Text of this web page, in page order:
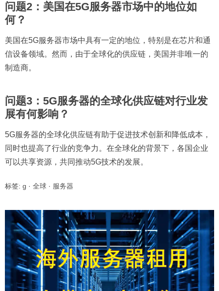
问题2：美国在5G服务器市场中的地位如
何？
美国在5G服务器市场中具有一定的地位，特别是在芯片和通
信设备领域。然而，由于全球化的供应链，美国并非唯一的
制造商。
问题3：5G服务器的全球化供应链对行业发
展有何影响？
5G服务器的全球化供应链有助于促进技术创新和降低成本，
同时也提高了行业的竞争力。在全球化的背景下，各国企业
可以共享资源，共同推动5G技术的发展。
标签: g · 全球 · 服务器